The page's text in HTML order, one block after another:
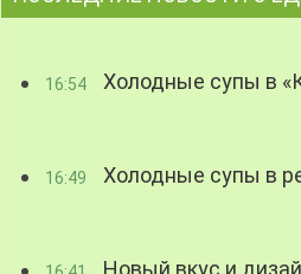
16:54 Холодные супы в
16:49 Холодные супы в